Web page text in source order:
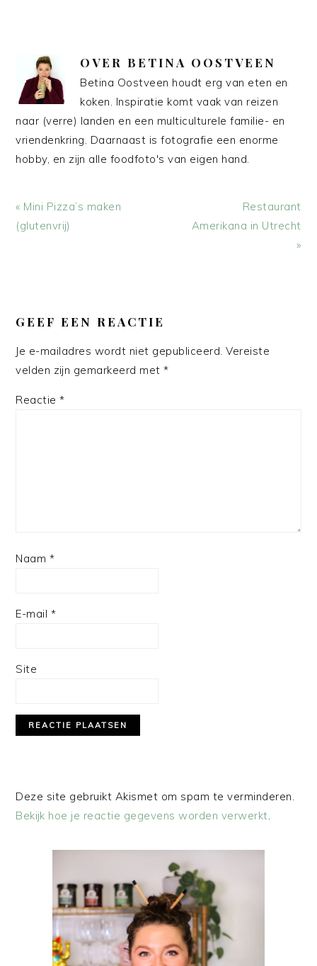
OVER BETINA OOSTVEEN
Betina Oostveen houdt erg van eten en
koken. Inspiratie komt vaak van reizen
naar (verre) landen en een multiculturele familie- en
vriendenkring. Daarnaast is fotografie een enorme
hobby, en zijn alle foodfoto's van eigen hand.
Vorig
bericht:
« Mini Pizza’s maken
(glutenvrij)
Volgend
bericht:
Restaurant
Amerikana in Utrecht
»
INTERACTIES
GEEF EEN REACTIE
Je e-mailadres wordt niet gepubliceerd. Vereiste
velden zijn gemarkeerd met*
Reactie*
Naam *
E-mail *
Site
Deze site gebruikt Akismet om spam te verminderen.
Bekijk hoe je reactie gegevens worden verwerkt.